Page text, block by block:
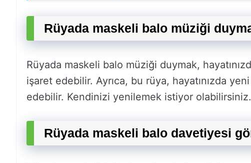
Rüyada maskeli balo müziği
Rüyada maskeli balo müziği duymak,
işaret edebilir. Ayrıca, bu rüya, hayatınızda
edebilir. Kendinizi yenilemek istiyor olabilirsiniz.
Rüyada maskeli balo davetiyesi